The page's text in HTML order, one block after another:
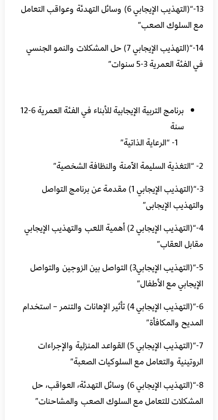
13-“(التهذيب الإيجابي 6) وسائل التهدئة وعواقب التعامل
مع السلوك الصعب”
14-“(التهذيب الإيجابي 7) حل المشكلات والنمو الجنسي
في الفئة العمرية 3-5 سنوات”
برنامج التربية الإيجابية للأبناء في الفئة العمرية 6-12
سنة
2- “التغذية السليمة الآمنة والنظافة الشخصية”
3-“(التهذيب الإيجابي 1) مقدمة عن برنامج التواصل
والتهذيب الإيجابى”
4-“(التهذيب الإيجابي 2) أهمية اللعب والتهذيب الإيجابي
مقابل العقاب”
5-“(التهذيب الإيجابي3) التواصل بين الزوجين والتواصل
الإيجابي مع الأطفال”
6-“(التهذيب الإيجابي 4) تأثير الإهانات والتنمر – استخدام
المديح والمكافأة”
7-“(التهذيب الإيجابي 5) القواعد المنزلية والإجراءات
الروتينية والتعامل مع السلوكيات الصعبة”
8-“(التهذيب الإيجابي 6) وسائل التهدئة، العواقب، حل
المشكلات للتعامل مع السلوك الصعب والمشاحنات”